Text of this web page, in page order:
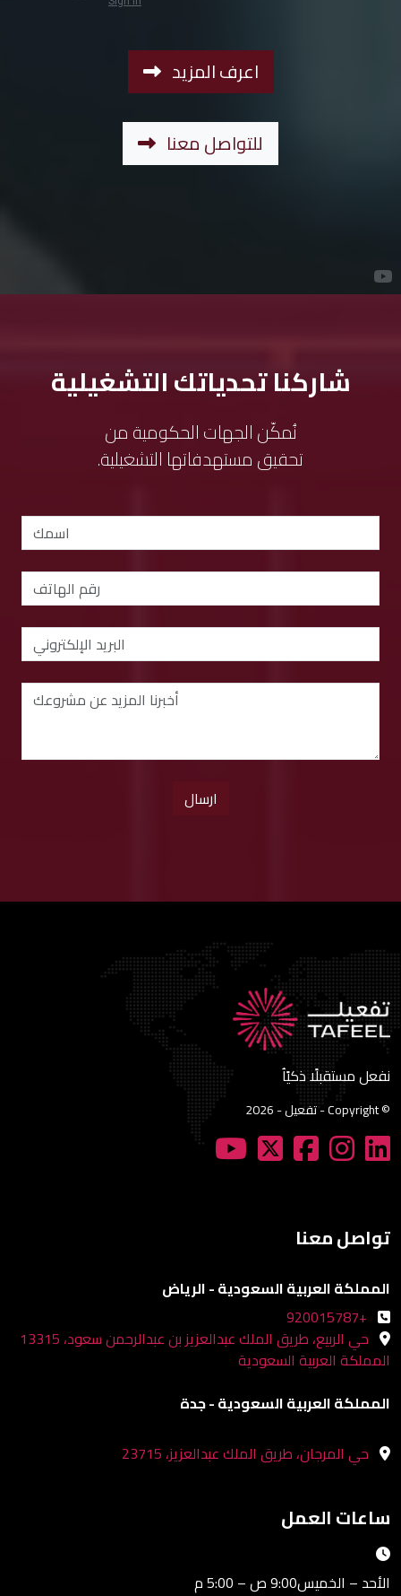
اعرف المزيد
للتواصل معنا
شاركنا تحدياتك التشغيلية
نُمكّن الجهات الحكومية من
تحقيق مستهدفاتها التشغيلية.
نفعل مستقبلًا ذكيًاُ
© Copyright - تفعيل - 2026
تواصل معنا
المملكة العربية السعودية - الرياض
+920015787
حي الربيع، طريق الملك عبدالعزيز بن عبدالرحمن سعود، 13315
المملكة العربية السعودية
المملكة العربية السعودية - جدة
حي المرجان، طريق الملك عبدالعزيز، 23715
ساعات العمل
الأحد – الخميس9:00 ص – 5:00 م